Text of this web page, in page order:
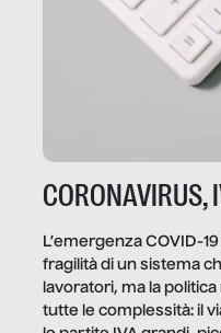
CORONAVIRUS,
L’emergenza COVID-
fragilità di un sistema
lavoratori, ma la
tutte le complessità: il